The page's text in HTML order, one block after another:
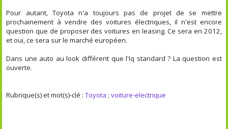
Pour autant, Toyota n'a toujours pas de projet de se mettre
prochainement à vendre des voitures électriques, il n'est encore
question que de proposer des voitures en leasing. Ce sera en 2012,
et oui, ce sera sur le marché européen.
Dans une auto au look différent que l'Iq standard ? La question est
ouverte.
Rubrique(s) et mot(s)-clé :Toyota ;voiture-electrique